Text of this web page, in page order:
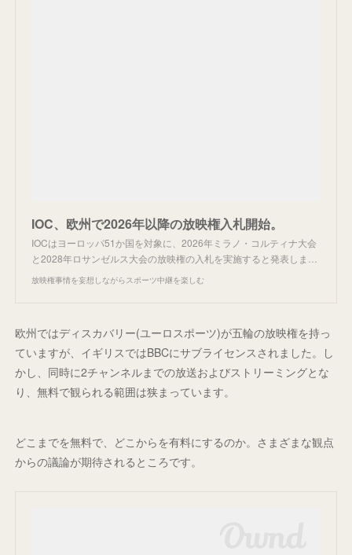
IOC、欧州で2026年以降の放映権入札開始。
IOCはヨーロッパ51か国を対象に、2026年ミラノ・コルティナ大会
と2028年ロサンゼルス大会の放映権の入札を実施すると発表しま…
放映権事情を妄想しながらスポーツ中継を楽しむ
欧州ではディスカバリー(ユーロスポーツ)が五輪の放映権を持っ
ていますが、イギリスではBBCにサブライセンスされました。し
かし、同時に2チャンネルまでの放送およびストリーミングとな
り、無料で観られる範囲は狭まっています。
どこまでを無料で、どこからを有料にするのか。さまざまな観点
からの議論が期待されるところです。